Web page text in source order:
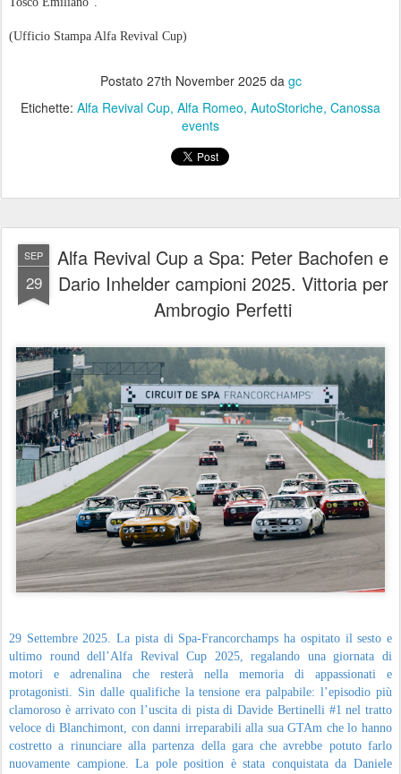
(Ufficio Stampa Alfa Revival Cup)
Postato 27th November 2025da gc
Etichette: Alfa Revival Cup Alfa Romeo AutoStoriche Canossa
events
SEP
29
Alfa Revival Cup a Spa: Peter Bachofen e
Dario Inhelder campioni 2025. Vittoria per
Ambrogio Perfetti
29 Settembre 2025. La pista di Spa-Francorchamps ha ospitato il sesto e
ultimo round dell’Alfa Revival Cup 2025, regalando una giornata di
motori e adrenalina che resterà nella memoria di appassionati e
protagonisti. Sin dalle qualifiche la tensione era palpabile: l’episodio più
clamoroso è arrivato con l’uscita di pista di Davide Bertinelli #1 nel tratto
veloce di Blanchimont, con danni irreparabili alla sua GTAm che lo hanno
costretto a rinunciare alla partenza della gara che avrebbe potuto farlo
nuovamente campione. La pole position è stata conquistata da Daniele